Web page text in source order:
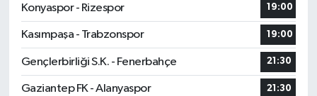
Konyaspor - Rizespor
19:00
Kasımpaşa - Trabzonspor 19:00
Gençlerbirliği S.K. - Fenerbahçe 21:30
Gaziantep FK - Alanyaspor 21:30